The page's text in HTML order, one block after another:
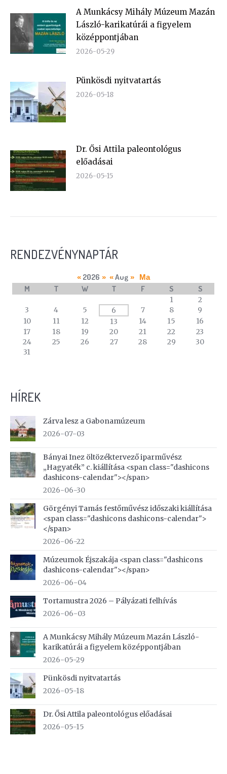
A Munkácsy Mihály Múzeum Mazán
László-karikatúrái a figyelem
középpontjában
2026-05-29
Pünkösdi nyitvatartás
2026-05-18
Dr. Ősi Attila paleontológus
előadásai
2026-05-15
RENDEZVÉNYNAPTÁR
calendar
events
« 2026 » « Aug » Ma
M T W T F S S
1
2
3
4 5 6 7 8
9
10
11 12 13 14 15
16
17
18 19 20 21 22
23
24
25 26 27 28 29
30
31
HÍREK
Zárva lesz a Gabonamúzeum
2026-07-03
Bányai Inez öltözéktervező iparművész
„Hagyaték” c. kiállítása <span class="dashicons
dashicons-calendar"></span>
2026-06-30
Görgényi Tamás festőművész időszaki kiállítása
<span class="dashicons dashicons-calendar">
</span>
2026-06-22
Múzeumok Éjszakája <span class="dashicons
dashicons-calendar"></span>
2026-06-04
Tortamustra 2026 – Pályázati felhívás
2026-06-03
A Munkácsy Mihály Múzeum Mazán László-
karikatúrái a figyelem középpontjában
2026-05-29
Pünkösdi nyitvatartás
2026-05-18
Dr. Ősi Attila paleontológus előadásai
2026-05-15